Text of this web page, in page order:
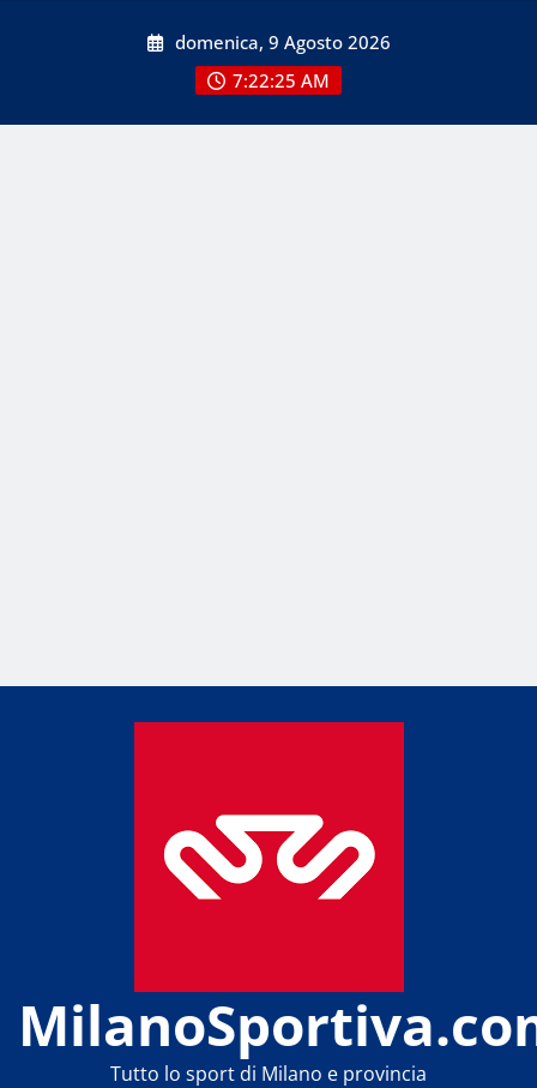
domenica, 9 Agosto 2026
7:22:27 AM
Tutto lo sport di Milano e provincia